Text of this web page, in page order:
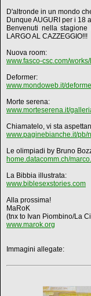
D'altronde in un mondo
Dunque AUGURI per i 18
Benvenuti nella
LARGO AL CAZZEGGIO!!!
Nuova room:
www.fasco-csc.com/
Deformer:
www.mondoweb.it/
Morte serena:
www.morteserena.it/
Chiamatelo, vi sta
www.paginebianche.it/pb/
Le olimpiadi by Bruno
home.datacomm.ch/
La Bibbia illustrata:
www.biblesexstories.com
Alla prossima!
MaRoK
(tnx to Ivan Piombino/La
www.marok.org
Immagini allegate: